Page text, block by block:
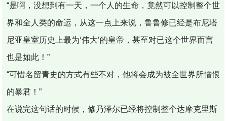
“是啊，没想到有一天，一个人的生命，竟然可以控制整个世
界和全人类的命运，从这一点上来说，鲁鲁修已经是布尼塔
尼亚皇室历史上最为‘伟大’的皇帝，甚至对已这个世界而言
也是如此！”
“可惜名留青史的方式有些不对，他将会成为被全世界所憎恨
的暴君！”
在说完这句话的时候，修乃泽尔已经将控制整个达摩克里斯